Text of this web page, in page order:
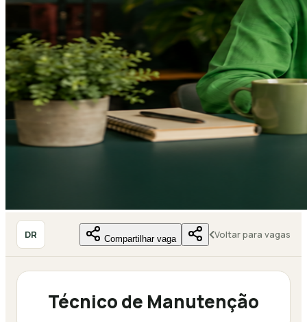
DR Compartilhar vaga Voltar para vagas
Técnico de Manutenção